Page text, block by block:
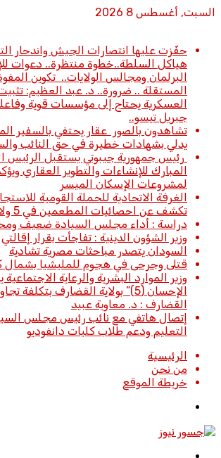
السبت, أغسطس 8 2026
حفّزت عليها انتصارات الجيش واندحار
هياكل السلطة..خطوة منتظرة.. دعوات
البرلمان ومجالس الولايات.. تكوين
المستقلة .. ضرورة.. د. عبد العظيم:
العسكرية يحتاج إلى مؤسسات قوية
جبريل تيسو..
تشاهدون بالصور عقار يحتفي بالسفير
يدلي بشهادات خطيرة في حق النائب
رئيس جمهورية جيبوتي يستقبل الرئيس
المبارك للإنشاءات والتطوير العقاري
لمشروعات الإسكان الميسر
الغرفة الاتحادية للحملة القومية
تكشف عن احصائيات المطعمين في 5 ولايات
دراسة : أداء مجلس السيادة ضعيف
وزير الشؤون الدينية : تفاجأت بقرار إقالتي
السودان يتصدر مباحثات مصرية تشادية
قتلى وجرحى في هجوم للمليشيا بشمال
وزير الموارد البشرية والرعاية
القضارف : د. معاوية عبيد
إتصال هاتفي مع نائب رئيس مجلس
التعليم ودعم طلاب كليات دانفوديو
الرئيسية
من نحن
خريطة الموقع